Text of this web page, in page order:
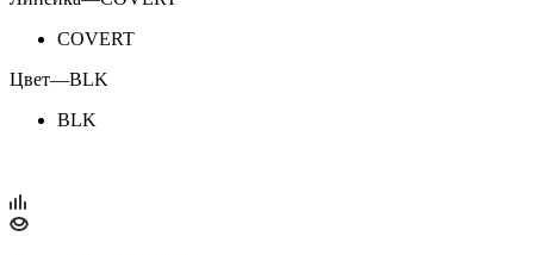
COVERT
Цвет—BLK
BLK